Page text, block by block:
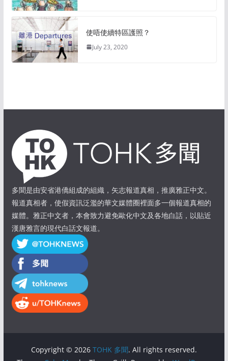
使唔使續特區護照？
July 23, 2020
多聞是由安省港僑組成的組織，矢志報道真相，推廣雅正中文。
報道真相者，使假資訊泛濫的華文媒體圈裡面多一個報道真相的
媒體。雅正中文者，本會致力避免歐化中文及各地白話，以貼近
漢唐雅言的現代白話文報道。
Copyright © 2026 TOHK 多聞. All rights reserved.